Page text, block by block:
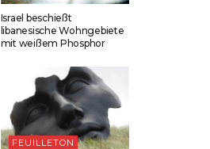
Israel beschießt
libanesische Wohngebiete
mit weißem Phosphor
FEUILLETON